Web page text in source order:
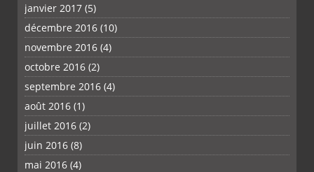
janvier 2017 (5)
décembre 2016 (10)
novembre 2016 (4)
octobre 2016 (2)
septembre 2016 (4)
août 2016 (1)
juillet 2016 (2)
juin 2016 (8)
mai 2016 (4)